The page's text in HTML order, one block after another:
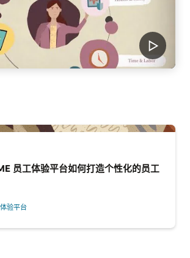
员工体验平台如何打造个性化的员工
验平台